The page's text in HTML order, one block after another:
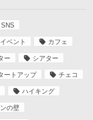
SNS
イベント カフェ
ー シアター
ートアップ チェコ
ハイキング
の壁